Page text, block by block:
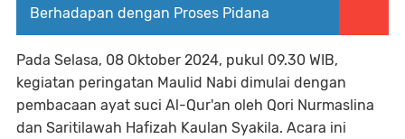
Berhadapan dengan Proses Pidana
Pada Selasa, 08 Oktober 2024, pukul 09.30 WIB,
kegiatan peringatan Maulid Nabi dimulai dengan
pembacaan ayat suci Al-Qur'an oleh Qori Nurmaslina
dan Saritilawah Hafizah Kaulan Syakila. Acara ini